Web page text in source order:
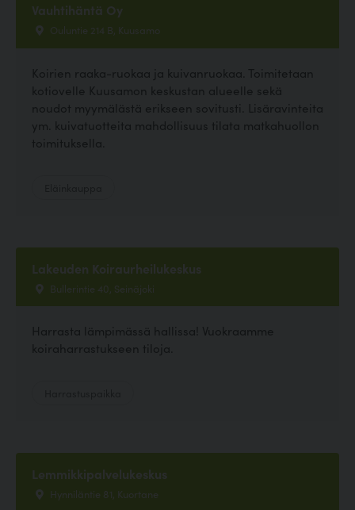
Vauhtihäntä Oy
Ouluntie 214 B, Kuusamo
Koirien raaka-ruokaa ja kuivanruokaa. Toimitetaan
kotiovelle Kuusamon keskustan alueelle sekä
noudot myymälästä erikseen sovitusti. Lisäravinteita
ym. kuivatuotteita mahdollisuus tilata matkahuollon
toimituksella.
Lakeuden Koiraurheilukeskus
Bullerintie 40, Seinäjoki
Harrasta lämpimässä hallissa! Vuokraamme
koiraharrastukseen tiloja.
Lemmikkipalvelukeskus
Hynniläntie 81, Kuortane